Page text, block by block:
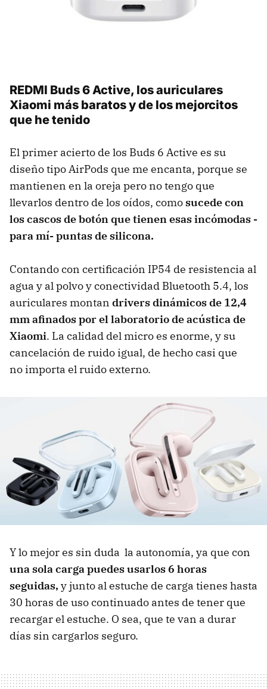
REDMI Buds 6 Active, los auriculares
Xiaomi más baratos y de los mejorcitos
que he tenido
El primer acierto de los Buds 6 Active es su
diseño tipo AirPods que me encanta, porque se
mantienen en la oreja pero no tengo que
llevarlos dentro de los oídos, comosucede con
los cascos de botón que tienen esas incómodas -
para mí- puntas de silicona.
Contando con certificación IP54 de resistencia al
agua y al polvo y conectividad Bluetooth 5.4, los
auriculares montan drivers dinámicos de 12,4
mm afinados por el laboratorio de acústica de
Xiaomi. La calidad del micro es enorme, y su
cancelación de ruido igual, de hecho casi que
no importa el ruido externo.
Y lo mejor es sin duda la autonomía, ya que con
una sola carga puedes usarlos 6 horas
seguidas, y junto al estuche de carga tienes hasta
30 horas de uso continuado antes de tener que
recargar el estuche. O sea, que te van a durar
días sin cargarlos seguro.